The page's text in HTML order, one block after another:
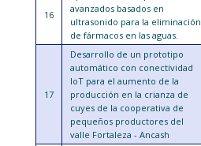
16
avanzados basados en
ultrasonido para la eliminación
de fármacos en las aguas.
17
Desarrollo de un prototipo
automático con conectividad
IoT para el aumento de la
producción en la crianza de
cuyes de la cooperativa de
pequeños productores del
valle Fortaleza - Ancash